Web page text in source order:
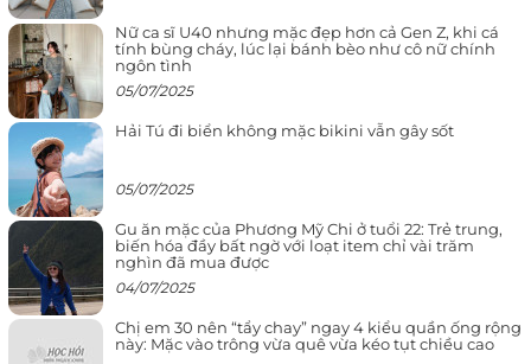
Nữ ca sĩ U40 nhưng mặc đẹp hơn cả Gen Z, khi cá
tính bùng cháy, lúc lại bánh bèo như cô nữ chính
ngôn tình
05/07/2025
Hải Tú đi biển không mặc bikini vẫn gây sốt
05/07/2025
Gu ăn mặc của Phương Mỹ Chi ở tuổi 22: Trẻ trung,
biến hóa đầy bất ngờ với loạt item chỉ vài trăm
nghìn đã mua được
04/07/2025
Chị em 30 nên “tẩy chay” ngay 4 kiểu quần ống rộng
này: Mặc vào trông vừa quê vừa kéo tụt chiều cao